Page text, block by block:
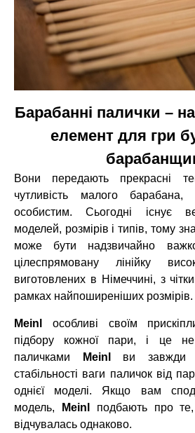
Барабанні палички –
елемент для гри
Вони передають прекрасні
чутливість малого
особистим. Сьогодні існує
моделей, розмірів і типів, тому
може бути надзвичайно
цілеспрямовану лінійку
виготовлених в Німеччині, з
рамках найпоширеніших розмірів.
Meinl особливі своїм
підбору кожної пари, і це
паличками
Meinl ви завжди
стабільності ваги паличок від
однієї моделі. Якщо вам
модель,
Meinl подбають про
відчувалась однаково.